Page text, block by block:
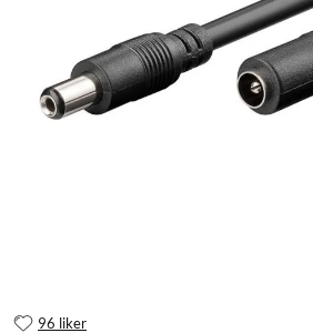
96 liker